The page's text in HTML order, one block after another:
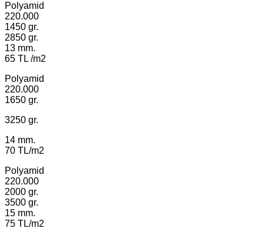
Polyamid
220.000
1450 gr.
2850 gr.
13 mm.
65 TL /m2
Polyamid
220.000
1650 gr.
3250 gr.
14 mm.
70 TL/m2
Polyamid
220.000
2000 gr.
3500 gr.
15 mm.
75 TL/m2